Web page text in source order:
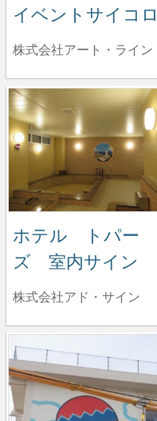
イベントサイコロ
株式会社アート・ライン
ホテル トパー
ズ 室内サイン
株式会社アド・サイン